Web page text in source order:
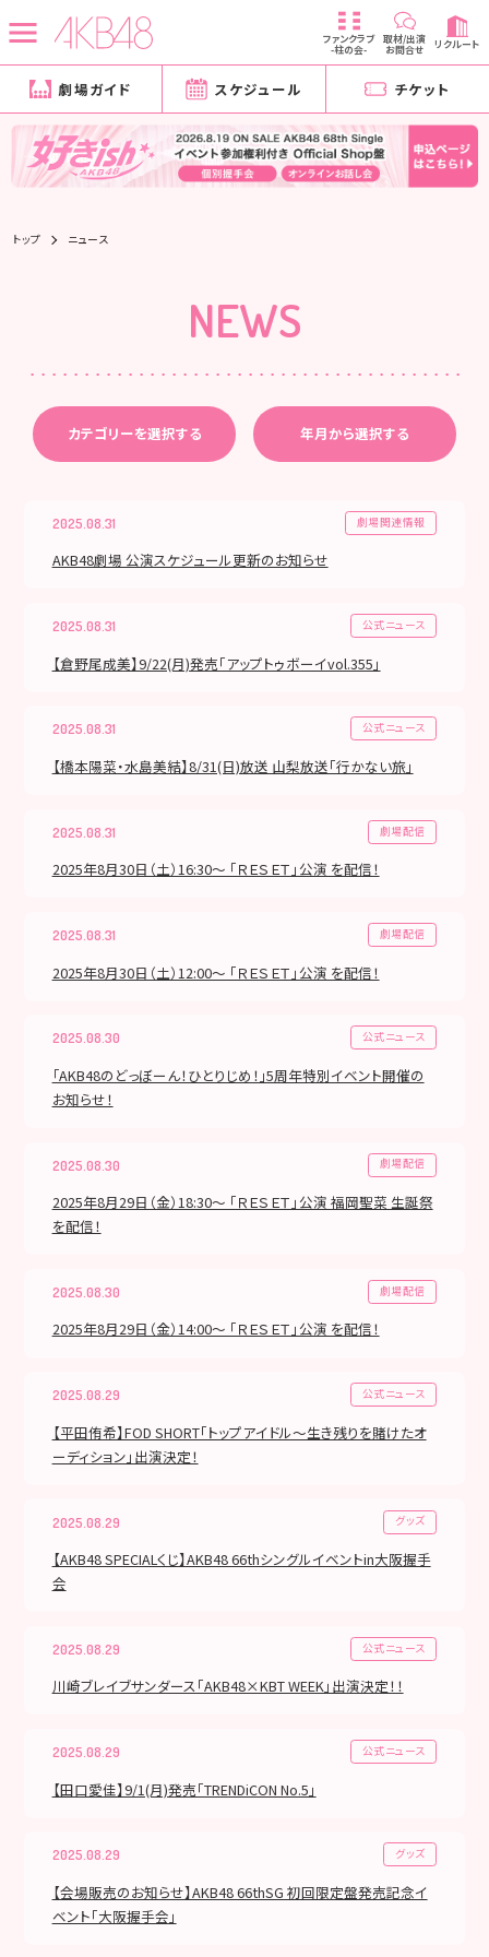
ファンクラブ
-柱の会-
取材/出演
お問合せ リクルート
劇場ガイド スケジュール チケット
トップ ニュース
NEWS
カテゴリーを選択する 年月から選択する
2025.08.31 劇場関連情報
AKB48劇場 公演スケジュール更新のお知らせ
2025.08.31 公式ニュース
【倉野尾成美】9/22(月)発売「アップトゥボーイvol.355」
2025.08.31 公式ニュース
【橋本陽菜・水島美結】8/31(日)放送 山梨放送「行かない旅」
2025.08.31 劇場配信
2025年8月30日（土）16:30～ 「ＲＥＳＥＴ」公演 を配信！
2025.08.31 劇場配信
2025年8月30日（土）12:00～ 「ＲＥＳＥＴ」公演 を配信！
2025.08.30 公式ニュース
｢AKB48のどっぼーん！ひとりじめ！｣5周年特別イベント開催の
お知らせ！
2025.08.30 劇場配信
2025年8月29日（金）18:30～ 「ＲＥＳＥＴ」公演 福岡聖菜 生誕祭
を配信！
2025.08.30 劇場配信
2025年8月29日（金）14:00～ 「ＲＥＳＥＴ」公演 を配信！
2025.08.29 公式ニュース
【平田侑希】FOD SHORT「トップアイドル〜生き残りを賭けたオ
ーディション」出演決定！
2025.08.29 グッズ
【AKB48 SPECIALくじ】AKB48 66thシングルイベントin大阪握手
会
2025.08.29 公式ニュース
川崎ブレイブサンダース「AKB48×KBT WEEK」出演決定！！
2025.08.29 公式ニュース
【田口愛佳】9/1(月)発売「TRENDiCON No.5」
2025.08.29 グッズ
【会場販売のお知らせ】AKB48 66thSG 初回限定盤発売記念イ
ベント「大阪握手会」